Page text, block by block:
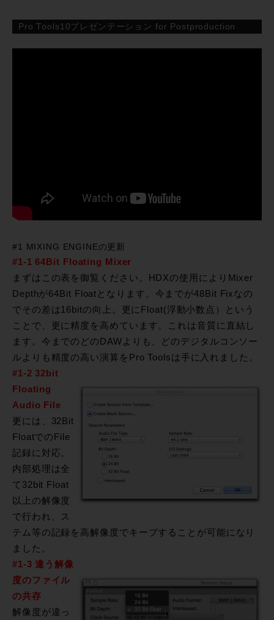
Pro Tools10プレゼンテーション for Postproduction
#1 MIXING ENGINEの更新
#1-1 64Bit Floating Mixer
まずはこの表を御覧ください。HDXの使用によりMixer
Depthが64Bit Floatとなります。今までが48Bit Fixなの
でその差は16bitの向上。更にFloat(浮動小数点）という
ことで、更に精度を高めています。これは音質に直結し
ます。今までのどのDAWよりも、どのデジタルコンソー
ルよりも精度の高い演算をPro Toolsは手に入れました。
#1-2 32bit
Floating
Audio File
更には、32Bit
FloatでのFile
記録に対応。
内部処理は全
て32bit Float
以上の解像度
で行われ、ス
テム等の記録を高解像度でキープすることが可能になり
ました。
#1-3 違う解像
度のファイル
の共存
解像度が違っ